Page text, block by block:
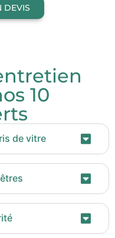
DEVIS
10
de vitre